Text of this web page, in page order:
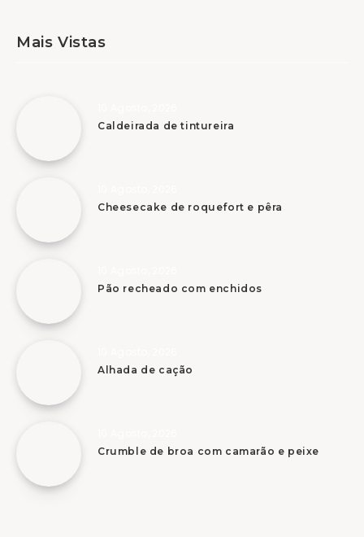
Mais Vistas
Caldeirada de tintureira
Cheesecake de roquefort e pêra
Pão recheado com enchidos
Alhada de cação
Crumble de broa com camarão e peixe